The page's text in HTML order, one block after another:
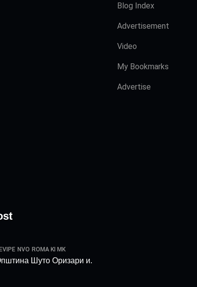
Blog Index
Advertisement
Video
My Bookmarks
Advertise
NVO ROMA KI MK
Шуто Оризари и.